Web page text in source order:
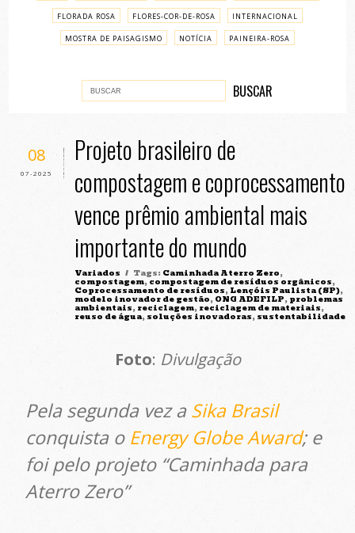
FLORADA ROSA FLORES-COR-DE-ROSA INTERNACIONAL
MOSTRA DE PAISAGISMO NOTÍCIA PAINEIRA-ROSA
08
07-2025
Projeto brasileiro de
compostagem e coprocessamento
vence prêmio ambiental mais
importante do mundo
Variados / Tags: Caminhada Aterro Zero,
compostagem, compostagem de resíduos orgânicos,
Coprocessamento de resíduos, Lençóis Paulista (SP),
modelo inovador de gestão, ONG ADEFILP, problemas
ambientais, reciclagem, reciclagem de materiais,
reuso de água, soluções inovadoras, sustentabilidade
Foto: Divulgação
Pela segunda vez aSika Brasil
conquista o Energy Globe Award; e
foi pelo projeto “Caminhada para
Aterro Zero”